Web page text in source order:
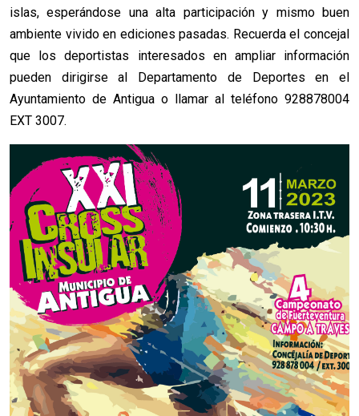
islas, esperándose una alta participación y mismo buen
ambiente vivido en ediciones pasadas. Recuerda el concejal
que los deportistas interesados en ampliar información
pueden dirigirse al Departamento de Deportes en el
Ayuntamiento de Antigua o llamar al teléfono 928878004
EXT 3007.